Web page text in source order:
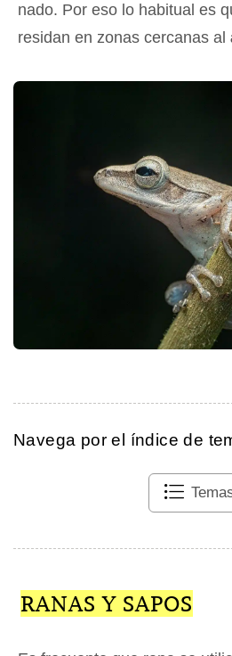
nado. Por eso lo habitual es
residan en zonas cercanas al
Navega por el índice de
RANAS Y SAPOS